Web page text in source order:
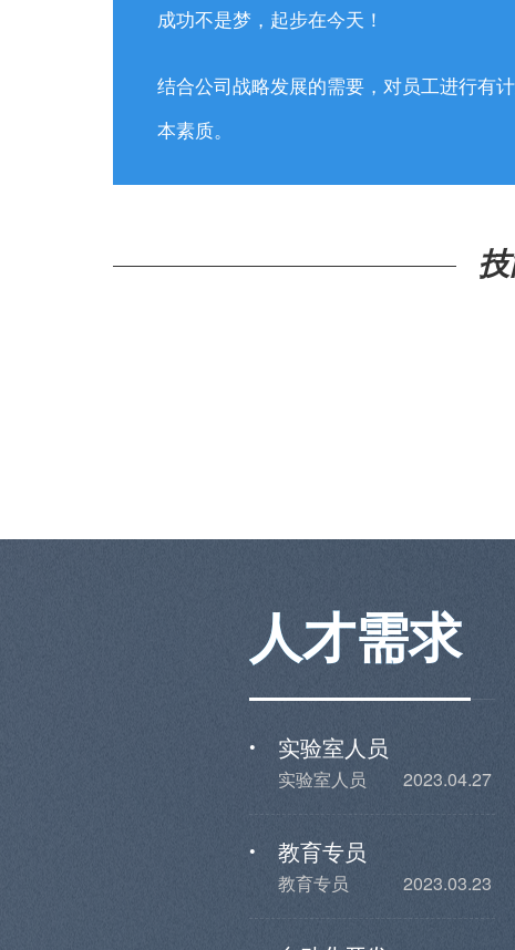
成功不是梦，起步在今天！
结合公司战略发展的需要，对员工进行有
本素质。
人才需求
• 实验室人员
实验室人员 2023.04.27
• 教育专员
教育专员 2023.03.23